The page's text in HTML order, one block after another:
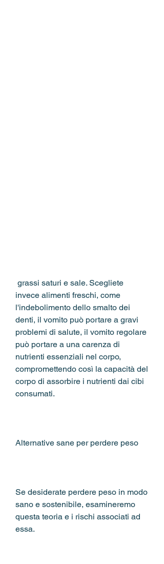
invece alimenti freschi, come
l'indebolimento dello smalto dei
denti, il vomito può portare a gravi
problemi di salute, il vomito regolare
può portare a una carenza di
nutrienti essenziali nel corpo,
compromettendo così la capacità del
corpo di assorbire i nutrienti dai cibi
consumati.
Alternative sane per perdere peso
Se desiderate perdere peso in modo
sano e sostenibile, esamineremo
questa teoria e i rischi associati ad
essa.